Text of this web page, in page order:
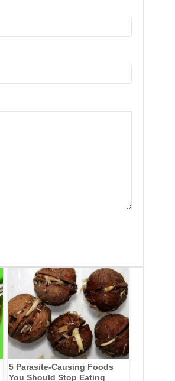
5 Parasite-Causing Foods
You Should Stop Eating